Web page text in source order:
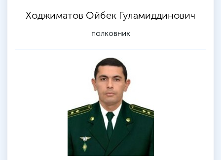
Ходжиматов Ойбек Гуламиддинович
полковник